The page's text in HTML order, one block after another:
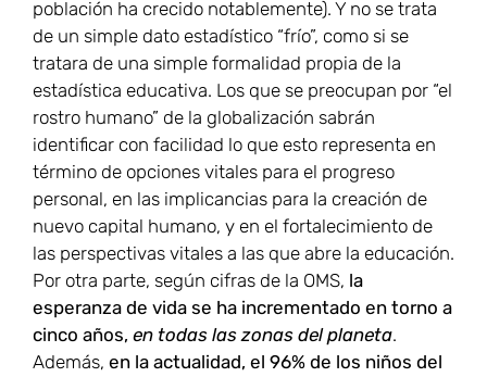
población ha crecido notablemente). Y no se trata
de un simple dato estadístico “frío”, como si se
tratara de una simple formalidad propia de la
estadística educativa. Los que se preocupan por “el
rostro humano” de la globalización sabrán
identificar con facilidad lo que esto representa en
término de opciones vitales para el progreso
personal, en las implicancias para la creación de
nuevo capital humano, y en el fortalecimiento de
las perspectivas vitales a las que abre la educación.
Por otra parte, según cifras de la OMS, la
esperanza de vida se ha incrementado en torno a
cinco años, en todas las zonas del planeta.
Además, en la actualidad, el 96% de los niños del